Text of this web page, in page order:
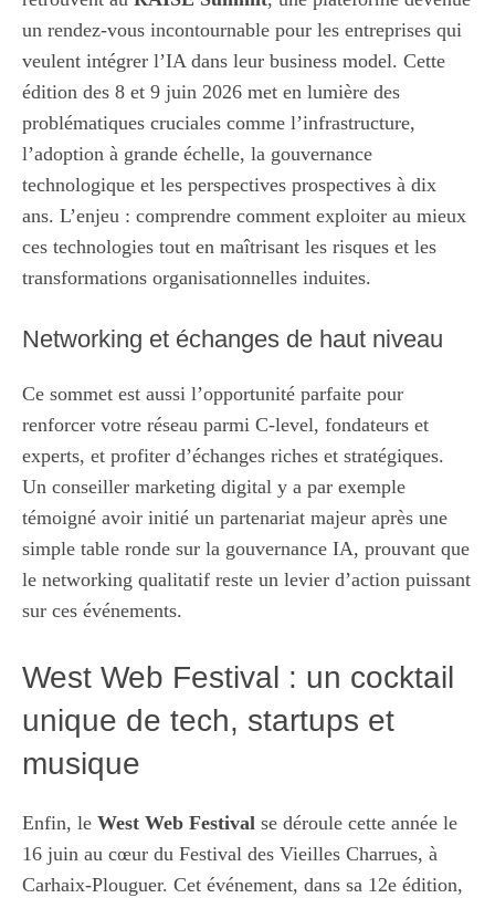
un rendez-vous incontournable pour les entreprises qui
veulent intégrer l’IA dans leur business model. Cette
édition des 8 et 9 juin 2026 met en lumière des
problématiques cruciales comme l’infrastructure,
l’adoption à grande échelle, la gouvernance
technologique et les perspectives prospectives à dix
ans. L’enjeu : comprendre comment exploiter au mieux
ces technologies tout en maîtrisant les risques et les
transformations organisationnelles induites.
Networking et échanges de haut niveau
Ce sommet est aussi l’opportunité parfaite pour
renforcer votre réseau parmi C-level, fondateurs et
experts, et profiter d’échanges riches et stratégiques.
Un conseiller marketing digital y a par exemple
témoigné avoir initié un partenariat majeur après une
simple table ronde sur la gouvernance IA, prouvant que
le networking qualitatif reste un levier d’action puissant
sur ces événements.
West Web Festival : un cocktail
unique de tech, startups et
musique
Enfin, le West Web Festival se déroule cette année le
16 juin au cœur du Festival des Vieilles Charrues, à
Carhaix-Plouguer. Cet événement, dans sa 12e édition,